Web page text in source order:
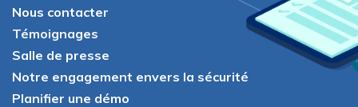
Nous contacter
Témoignages
Salle de presse
Notre engagement envers la sécurité
Planifier une démo